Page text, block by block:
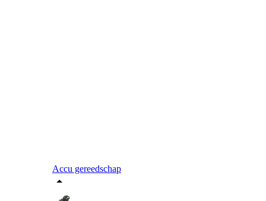
Accu gereedschap